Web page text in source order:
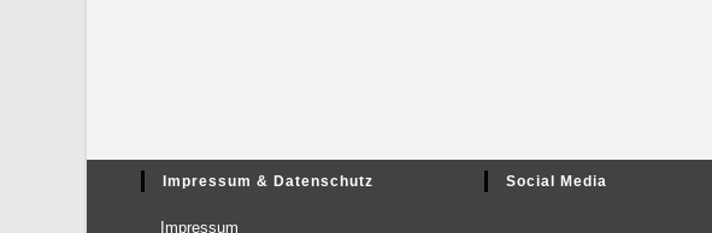
Impressum & Datenschutz
Impres­sum
Social Media